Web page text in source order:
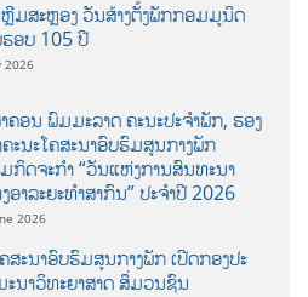
ຫຼີມສະຫຼອງ ວັນສ້າງຕັ້ງພັກກອມມູນິດ
ອບ 105 ປີ
2026
ຄອນ ພົມມະລາດ ຄະນະປະຈໍາພັກ, ຮອງ
ະນະໂຄສະນາອົບຮົມສູນກາງພັກ
ກິດຈະກຳ “ວັນແຫ່ງການສົນທະນາ
ອາລະຍະທຳສາກົນ” ປະຈຳປີ 2026
2026
ສະນາອົບຮົມສູນກາງພັກ ເປີດກອງປະ
ະນາວິທະຍາສາດ ສຶ່ມວນຊົນ